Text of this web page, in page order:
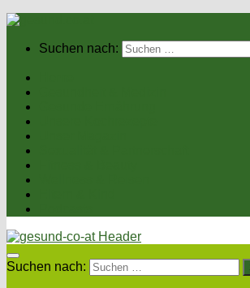
Suchen nach:
Suchen nach: